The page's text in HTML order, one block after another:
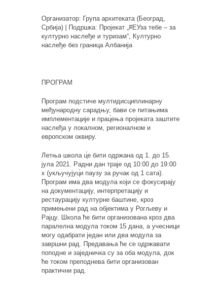
Организатор: Група архитеката (Београд,
Србија) | Подршка: Пројекат „#ЕУза тебе – за
културно наслеђе и туризам“, Културно
наслеђе без граница Албанија
ПРОГРАМ
Програм подстиче мултидисциплинарну
међународну сарадњу, бави се питањима
имплементације и прац́ења пројеката заштите
наслеђа у локалном, регионалном и
европском оквиру.
Летња школа ц́е бити одржана од 1. до 15.
јула 2021. Радни дан траје од 10:00 до 19:00
х (укључујуц́и паузу за ручак од 1 сата).
Програм има два модула који се фокусирају
на документацију, интерпретацију и
рестаурацију културне баштине, кроз
примењени рад на објектима у Рогљеву и
Рајцу. Школа ће бити организована кроз два
паралелна модула током 15 дана, а учесници
могу одабрати један или два модула за
завршни рад. Предавања ће се одржавати
поподне и заједничка су за оба модула, док
ће током преподнева бити организован
практични рад.